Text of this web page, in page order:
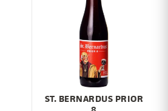
ST. BERNARDUS PRIOR